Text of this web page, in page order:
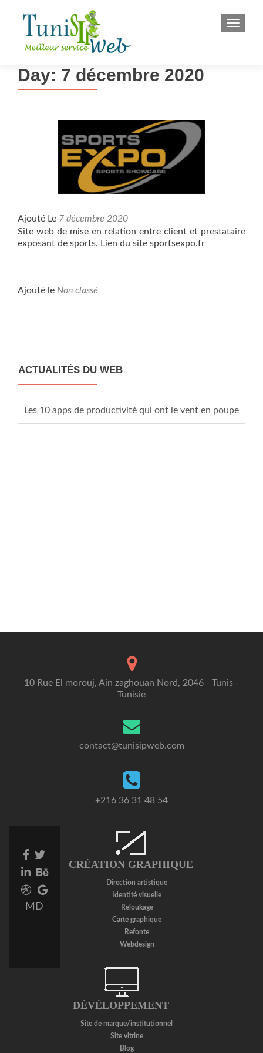
MENU
Day: 7 décembre 2020
Ajouté Le 7 décembre 2020
Site web de mise en relation entre client et prestataire
exposant de sports. Lien du site sportsexpo.fr
Ajouté le Non classé
navigation
ACTUALITÉS DU WEB
Les 10 apps de productivité qui ont le vent en poupe
10 Rue El morouj, Ain zaghouan Nord, 2046 - Tunis -
Tunisie
contact@tunisipweb.com
+216 36 31 48 54
Facebook
Twitter
Linkedin
link
Behance
link
Dribbble
link
Google
Plus
link
MD
CRÉATION GRAPHIQUE
Direction artistique
Identité visuelle
Reloukage
Carte graphique
Refonte
Webdesign
DÉVÉLOPPEMENT
Site de marque/institutionnel
Site vitrine
Blog